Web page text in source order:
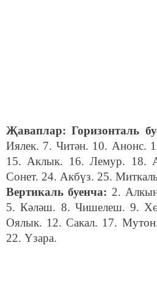
Җаваплар: Горизонталь
Иялек. 7. Читән. 10. Анонс.
15. Аклык. 16. Лемур. 18.
Сонет. 24. Акбүз. 25.
Вертикаль буенча: 2.
5. Кәләш. 8. Чишелеш. 9.
Оялык. 12. Сакал. 17.
22. Үзара.